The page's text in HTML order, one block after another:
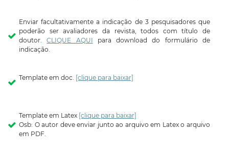
Enviar facultativamente a indicação de 3 pesquisadores que
poderão ser avaliadores da revista, todos com título de
doutor.CLIQUE AQUI para download do formulário de
indicação.
Template em doc. [clique para baixar]
Template em Latex [clique para baixar]
Osb: O autor deve enviar junto ao arquivo em Latex o arquivo
em PDF.